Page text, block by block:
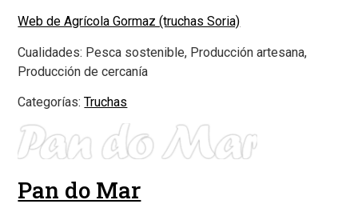
Web de Agrícola Gormaz (truchas Soria)
Cualidades: Pesca sostenible, Producción artesana,
Producción de cercanía
Categorías: Truchas
Pan do Mar